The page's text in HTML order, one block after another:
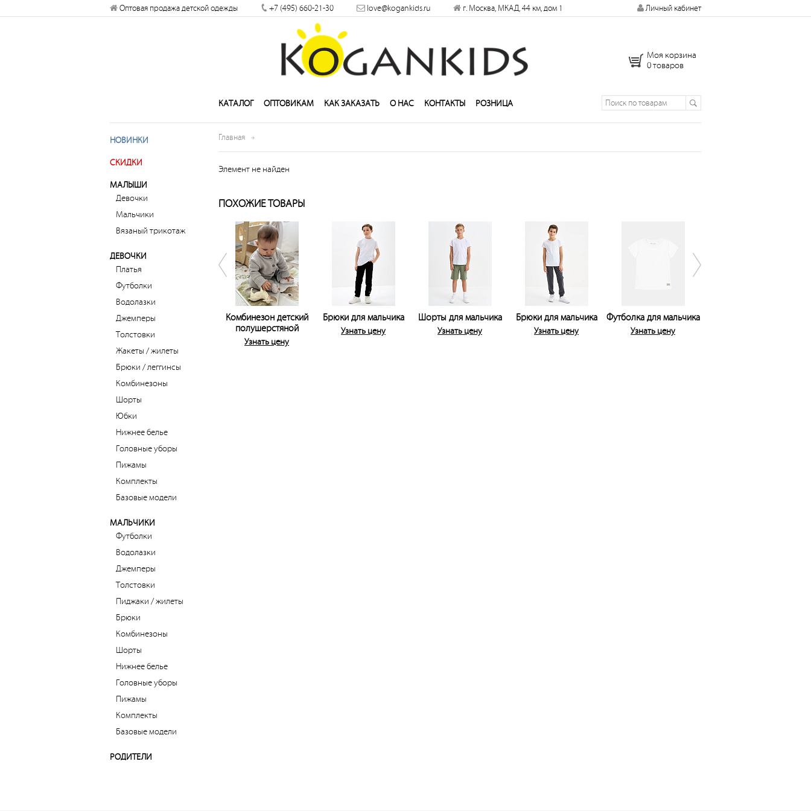
рабочий стол
Разрешить
Оптовая продажа детской одежды +7 (495) 660-21-30 love@kogankids.ru г. Москва, МКАД, 44 км, дом 1 Личный кабинет
Моя корзина
0 товаров
КАТАЛОГ ОПТОВИКАМ КАК ЗАКАЗАТЬ О НАС КОНТАКТЫ РОЗНИЦА
НОВИНКИ
СКИДКИ
МАЛЫШИ
Девочки
Мальчики
Вязаный трикотаж
ДЕВОЧКИ
Платья
Футболки
Водолазки
Джемперы
Толстовки
Жакеты / жилеты
Брюки / леггинсы
Комбинезоны
Шорты
Юбки
Нижнее белье
Головные уборы
Пижамы
Комплекты
Базовые модели
МАЛЬЧИКИ
Футболки
Водолазки
Джемперы
Толстовки
Пиджаки / жилеты
Брюки
Комбинезоны
Шорты
Нижнее белье
Головные уборы
Пижамы
Комплекты
Базовые модели
РОДИТЕЛИ
Главная
Элемент не найден
ПОХОЖИЕ ТОВАРЫ
Комбинезон детский
полушерстяной
Узнать цену
Брюки для мальчика
Узнать цену
Шорты для мальчика
Узнать цену
Брюки для мальчика
Узнать цену
Футболка для мальчика
Узнать цену